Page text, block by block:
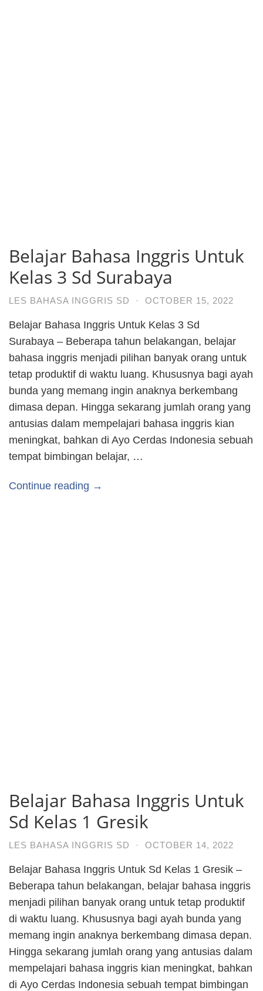
Belajar Bahasa Inggris Untuk
Kelas 3 Sd Surabaya
LES BAHASA INGGRIS SD · OCTOBER 15, 2022
Belajar Bahasa Inggris Untuk Kelas 3 Sd
Surabaya – Beberapa tahun belakangan, belajar
bahasa inggris menjadi pilihan banyak orang untuk
tetap produktif di waktu luang. Khususnya bagi ayah
bunda yang memang ingin anaknya berkembang
dimasa depan. Hingga sekarang jumlah orang yang
antusias dalam mempelajari bahasa inggris kian
meningkat, bahkan di Ayo Cerdas Indonesia sebuah
tempat bimbingan belajar, …
Continue reading →
Belajar Bahasa Inggris Untuk
Sd Kelas 1 Gresik
LES BAHASA INGGRIS SD · OCTOBER 14, 2022
Belajar Bahasa Inggris Untuk Sd Kelas 1 Gresik –
Beberapa tahun belakangan, belajar bahasa inggris
menjadi pilihan banyak orang untuk tetap produktif
di waktu luang. Khususnya bagi ayah bunda yang
memang ingin anaknya berkembang dimasa depan.
Hingga sekarang jumlah orang yang antusias dalam
mempelajari bahasa inggris kian meningkat, bahkan
di Ayo Cerdas Indonesia sebuah tempat bimbingan